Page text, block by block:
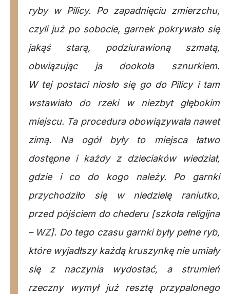
ryby w Pilicy. Po zapadnięciu zmierzchu,
czyli już po sobocie, garnek pokrywało się
jakąś starą, podziurawioną szmatą,
obwiązując ja dookoła sznurkiem.
W tej postaci niosło się go do Pilicy i tam
wstawiało do rzeki w niezbyt głębokim
miejscu. Ta procedura obowiązywała nawet
zimą. Na ogół były to miejsca łatwo
dostępne i każdy z dzieciaków wiedział,
gdzie i co do kogo należy. Po garnki
przychodziło się w niedzielę raniutko,
przed pójściem do chederu [szkoła religijna
– WZ]. Do tego czasu garnki były pełne ryb,
które wyjadłszy każdą kruszynkę nie umiały
się z naczynia wydostać, a strumień
rzeczny wymył już resztę przypalonego